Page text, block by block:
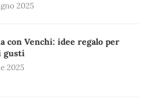
2025
con Venchi: idee regalo per
2025